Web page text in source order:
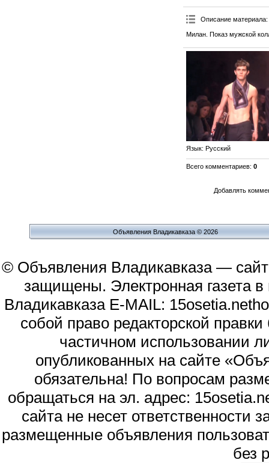
Описание материала:
Милан. Показ мужской
Язык: Русский
Всего комментариев: 0
Добавлять
Объявления Владикавказа © 2026
© Объявления Владикавказа —
защищены. Электронная газета
Владикавказа E-MAIL:
собой право редакторской
частичном использовании
опубликованных на сайте
обязательна! По вопросам
обращаться на эл. адрес:
сайта не несет
размещенные объявления
без